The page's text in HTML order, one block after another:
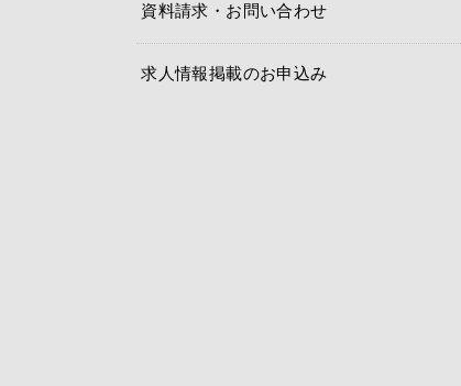
資料請求・お問い合わせ
求人情報掲載のお申込み